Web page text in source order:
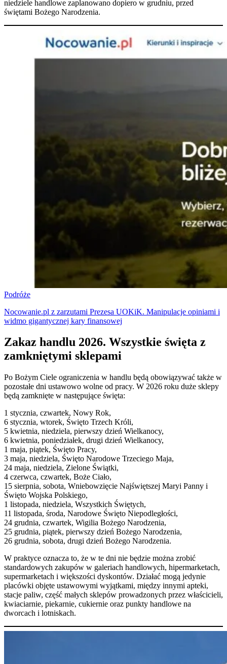
niedziele handlowe zaplanowano dopiero w grudniu, przed
świętami Bożego Narodzenia.
Podróże
Nocowanie.pl z zarzutami Prezesa UOKiK. Manipulacje opiniami i
widmo gigantycznej kary finansowej
Zakaz handlu 2026. Wszystkie święta z
zamkniętymi sklepami
Po Bożym Ciele ograniczenia w handlu będą obowiązywać także w
pozostałe dni ustawowo wolne od pracy. W 2026 roku duże sklepy
będą zamknięte w następujące święta:
1 stycznia, czwartek, Nowy Rok,
6 stycznia, wtorek, Święto Trzech Króli,
5 kwietnia, niedziela, pierwszy dzień Wielkanocy,
6 kwietnia, poniedziałek, drugi dzień Wielkanocy,
1 maja, piątek, Święto Pracy,
3 maja, niedziela, Święto Narodowe Trzeciego Maja,
24 maja, niedziela, Zielone Świątki,
4 czerwca, czwartek, Boże Ciało,
15 sierpnia, sobota, Wniebowzięcie Najświętszej Maryi Panny i
Święto Wojska Polskiego,
1 listopada, niedziela, Wszystkich Świętych,
11 listopada, środa, Narodowe Święto Niepodległości,
24 grudnia, czwartek, Wigilia Bożego Narodzenia,
25 grudnia, piątek, pierwszy dzień Bożego Narodzenia,
26 grudnia, sobota, drugi dzień Bożego Narodzenia.
W praktyce oznacza to, że w te dni nie będzie można zrobić
standardowych zakupów w galeriach handlowych, hipermarketach,
supermarketach i większości dyskontów. Działać mogą jedynie
placówki objęte ustawowymi wyjątkami, między innymi apteki,
stacje paliw, część małych sklepów prowadzonych przez właścicieli,
kwiaciarnie, piekarnie, cukiernie oraz punkty handlowe na
dworcach i lotniskach.